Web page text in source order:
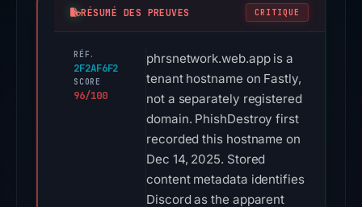
RÉSUMÉ DES PREUVES CRITIQUE
RÉF.
2F2AF6F2
SCORE
96/100
phrsnetwork.web.app is a
tenant hostname on Fastly,
not a separately registered
domain. PhishDestroy first
recorded this hostname on
Dec 14, 2025. Stored
content metadata identifies
Discord as the apparent